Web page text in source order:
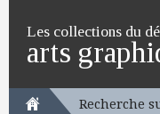
Les collections du
arts
Recherche